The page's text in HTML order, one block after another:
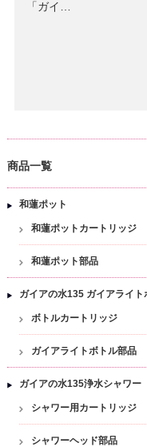
「ガイ…
商品一覧
和蓮ポット
和蓮ポットカートリッジ
和蓮ポット部品
ガイアの水135 ガイアライト
ボトルカートリッジ
ガイアライトボトル部品
ガイアの水135浄水シャワー
シャワー用カートリッジ
シャワーヘッド部品